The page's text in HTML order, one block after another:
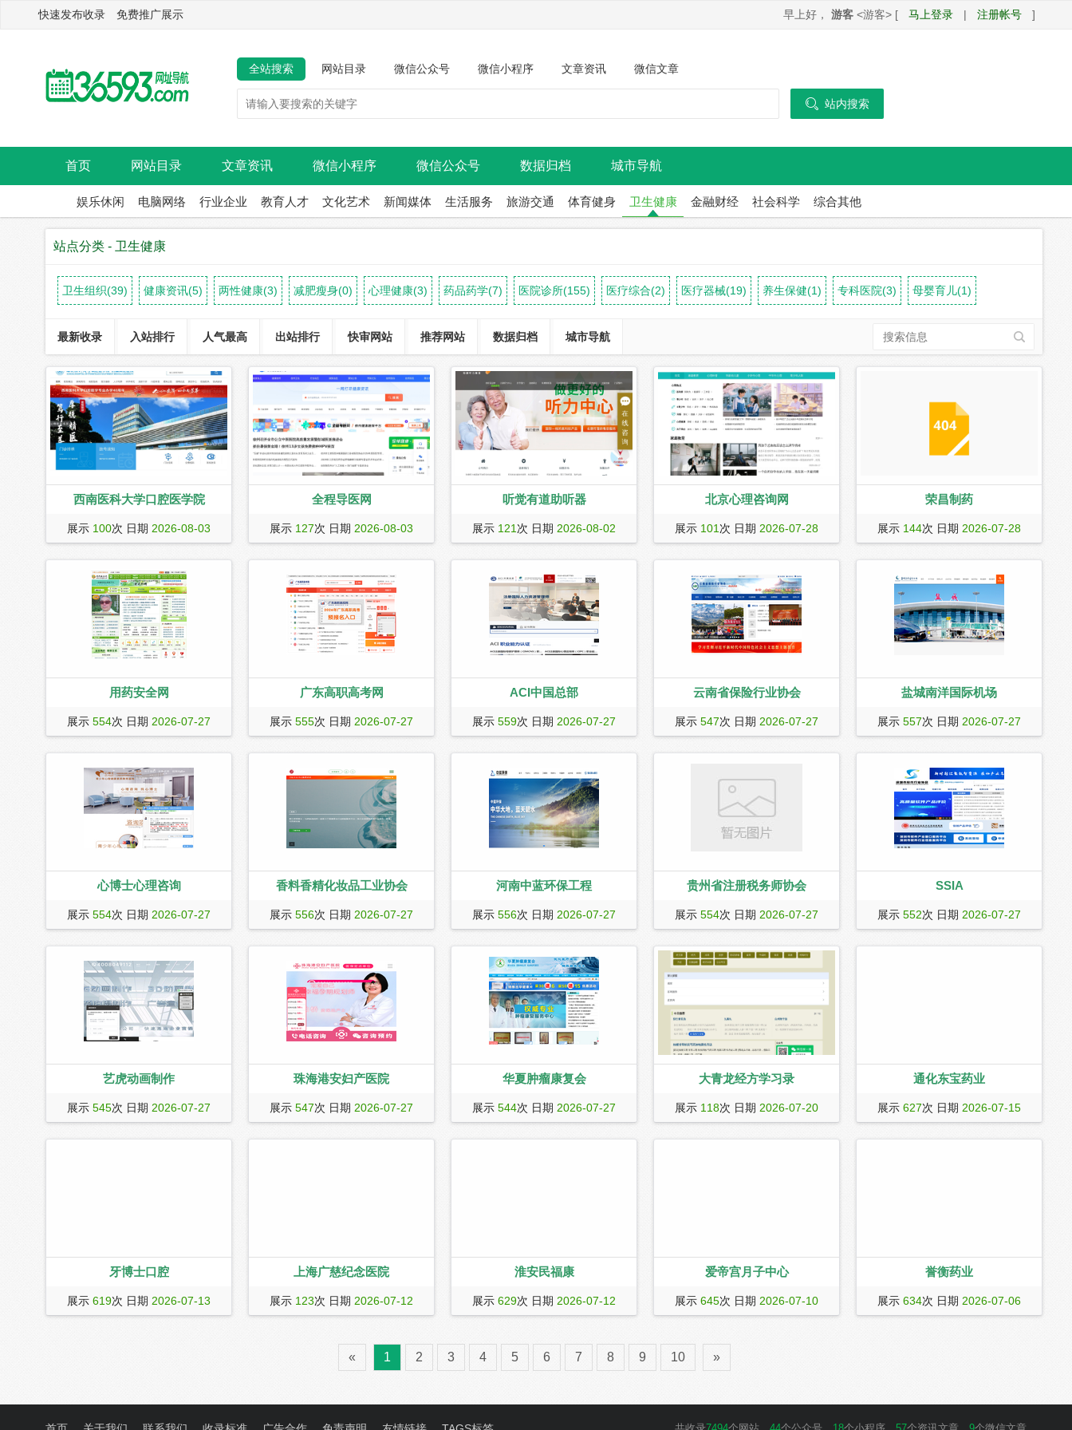
快速发布收录 免费推广展示 早上好， 游客 <游客> [ 马上登录 | 注册帐号 ]
全站搜索 网站目录 微信公众号 微信小程序 文章资讯 微信文章
 站内搜索
首页 网站目录 文章资讯 微信小程序 微信公众号 数据归档 城市导航
娱乐休闲 电脑网络 行业企业 教育人才 文化艺术 新闻媒体 生活服务 旅游交通 体育健身 卫生健康 金融财经 社会科学 综合其他
站点分类 - 卫生健康
卫生组织(39) 健康资讯(5) 两性健康(3) 减肥瘦身(0) 心理健康(3) 药品药学(7) 医院诊所(155) 医疗综合(2) 医疗器械(19) 养生保健(1) 专科医院(3) 母婴育儿(1)
最新收录 入站排行 人气最高 出站排行 快审网站 推荐网站 数据归档 城市导航
西南医科大学口腔医学院
西南医科大学口腔医学院附属口腔医院
医院，也是国家住院医师规范化培训基
地、国家医师资格考试实践技能考试
（口腔类别）基地、四川省专业技术人
员继续教育基地、四川省医学继续教育
基地、四川省专科医师规范化培训基
地、四川省口腔医学会副
展示 100次 日期 2026-08-03
全程导医网
全程导医网|淮海健康门户|徐州导医|徐
展示 127次 日期 2026-08-03
听觉有道助听器
听觉有道全国听力连锁验配西门子助听
展示 121 次 日期 2026-08-02
北京心理咨询网
北京心理心理咨询网是国内儿童青少年
评，热忱欢迎您与我们进行交流沟通。
展示 101 次 日期 2026-07-28
荣昌制药
荣昌制药成立于1993年，总部位于中国
（CDMO）、生物医药企业和项目孵化
四大领域的现代化制药企业。
展示 144次 日期 2026-07-28
用药安全网
用药安全网（www.yongyao.net）自正
品数据全的医药健康门户网站。
展示 554次 日期 2026-07-27
广东高职高考网
广东3+证书高考网为广东中专|技校|中职
关学院等学校高职高考招生简章，招生
专业以及高职高考培训等，一站式了解
广东高职高考报名时间、考试科目、考
试培训等内容，欢迎访问广东3+证书高
职高考网。
展示 555次 日期 2026-07-27
ACI中国总部
美国认证协会简称ACI，总部坐落于美国
于专家级高水平认证、考试服务，其认
证代表了当今职业认证的国际水平，国
际通用，具有广泛的代表性和很高的国
际权威性。
展示 559次 日期 2026-07-27
云南省保险行业协会
云南省保险行业协会在全行业的大力支
务为重”的工作理念，依据“自愿、平等、
公益”的组织原则和实事求是、公正公
平、友好协商、自律为主、规范经营、
加强合作、资源共享、共同发展的指导
展示 547次 日期 2026-07-27
盐城南洋国际机场
盐城南洋国际机场位于江苏省盐城市亭
展示 557次 日期 2026-07-27
心博士心理咨询
心博士心理咨询是一家品牌连锁心理咨
国家二级心理咨询师、青少年心理咨询
师、婚姻咨询师，为您提供：抑郁、焦
虑、强迫、人格、压力、婚姻家庭、职
场人际、青少年心理、两性心理等心理
咨询服务
展示 554次 日期 2026-07-27
香料香精化妆品工业协会
中国香料香精化妆品工业协会官方网
Flavour and Cosmetic Industries),成立
于1984年8月21日,是经国家民政部批准,
具有社会团体法人资格的国家一级工业
展示 556次 日期 2026-07-27
河南中蓝环保工程
河南中蓝主营:一体化净水设备，地下水
活污处理设备,软化水设备,井水处理设
备,中水处理设备,净水处理设备,反渗透
水处理设备,污水处理设备;环保工程,建
筑机电安装工程施工;水处理设备配件及
耗材、实验室仪器、教学设备销售,电
展示 556次 日期 2026-07-27
贵州省注册税务师协会
贵州省注册税务师协会
展示 554次 日期 2026-07-27
SSIA
网站描述
展示 552次 日期 2026-07-27
艺虎动画制作
艺虎文化是一家专业从事企业宣传片视
展示 545次 日期 2026-07-27
珠海港安妇产医院
珠海港安妇产医院作为市医保定点医疗
展示 547次 日期 2026-07-27
华夏肿瘤康复会
华夏肿瘤康复网是专业的肿瘤康复服务
展示 544次 日期 2026-07-27
大青龙经方学习录
一个中医爱好者收集、学习中医经典名
展示 118次 日期 2026-07-20
通化东宝药业
通化东宝药业股份有限公司始建于1985
交所挂牌上市。
展示 627次 日期 2026-07-15
牙博士口腔
牙博士口腔已覆盖上海、南京、苏州、
展示 619次 日期 2026-07-13
上海广慈纪念医院
广慈纪念医院创立于1992年12月，作为
以来广慈医院已与商业医疗保险公司、
各国驻沪领馆、政府机关、知名企业等
建立良好的合作关系，为在沪外籍人士
服务，同时努力寻求更全面、更专业安
全、更多元化和精细化的品质服务。
展示 123次 日期 2026-07-12
淮安民福康
民福康是专注大健康科普的健康领域知
问答,音频等权威内容,同时还打造了原创
医疗漫画和直播栏目,向大众传播健康、
权威的科普知识.
展示 629次 日期 2026-07-12
爱帝宫月子中心
爱帝宫月子中心秉承“以爱传承，用爱加
活。
展示 645次 日期 2026-07-10
誉衡药业
誉衡药业成立于2000年3月，是一家以
展示 634次 日期 2026-07-06
« 1 2 3 4 5 6 7 8 9 10 »